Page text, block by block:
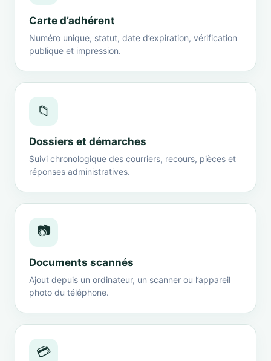
Carte d’adhérent
Numéro unique, statut, date d’expiration, vérification
publique et impression.
📁
Dossiers et démarches
Suivi chronologique des courriers, recours, pièces et
réponses administratives.
📷
Documents scannés
Ajout depuis un ordinateur, un scanner ou l’appareil
photo du téléphone.
💳